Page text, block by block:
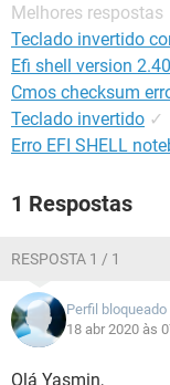
Melhores respostas
Teclado invertido
Efi shell version
Cmos checksum
Teclado invertido ✓
Erro EFI SHELL
1 Respostas
RESPOSTA 1 / 1
Perfil bloqueado
18 abr 2020 às
Olá Yasmin,